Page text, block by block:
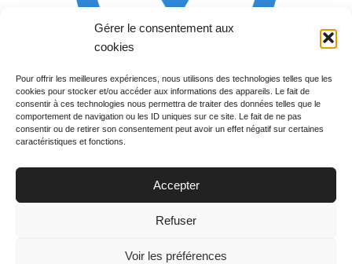
Gérer le consentement aux
cookies
Pour offrir les meilleures expériences, nous utilisons des technologies telles que les
cookies pour stocker et/ou accéder aux informations des appareils. Le fait de
consentir à ces technologies nous permettra de traiter des données telles que le
comportement de navigation ou les ID uniques sur ce site. Le fait de ne pas
consentir ou de retirer son consentement peut avoir un effet négatif sur certaines
caractéristiques et fonctions.
Accepter
Refuser
Voir les préférences
Rechercher votre
programme
Votre soirée :